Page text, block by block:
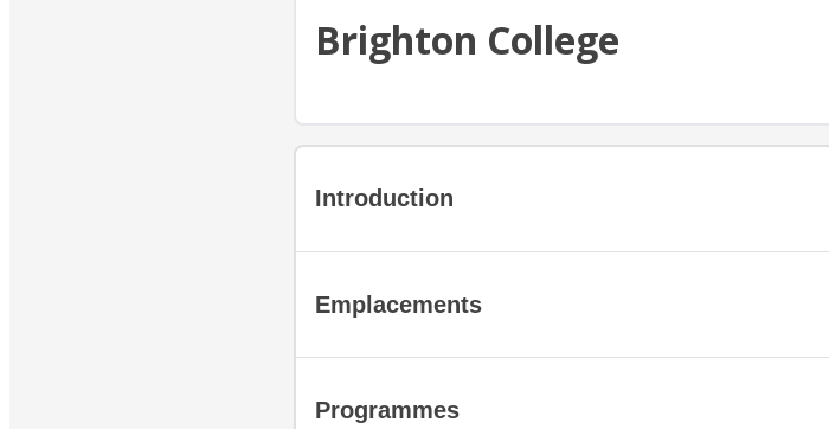
Brighton College
Introduction
Emplacements
Programmes